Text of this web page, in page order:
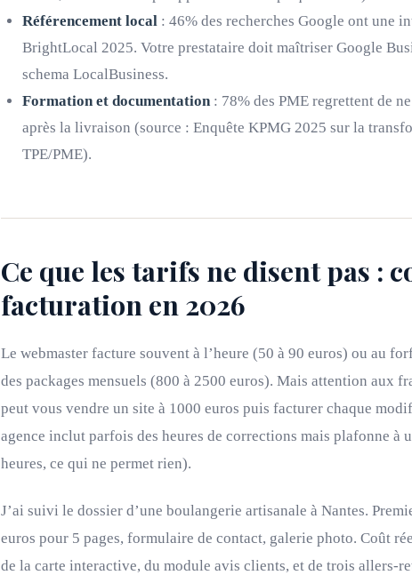
Référencement local : 46% des recherches Google ont une
BrightLocal 2025. Votre prestataire doit maîtriser Google
schema LocalBusiness.
Formation et documentation: 78% des PME regrettent de
après la livraison (source : Enquête KPMG 2025 sur la
TPE/PME).
Ce que les tarifs ne disent pas :
facturation en 2026
Le webmaster facture souvent à l’heure (50 à 90 euros) ou au
des packages mensuels (800 à 2500 euros). Mais attention aux
peut vous vendre un site à 1000 euros puis facturer chaque
agence inclut parfois des heures de corrections mais plafonne à
heures, ce qui ne permet rien).
J’ai suivi le dossier d’une boulangerie artisanale à Nantes.
euros pour 5 pages, formulaire de contact, galerie photo. Coût
de la carte interactive, du module avis clients, et de trois allers-